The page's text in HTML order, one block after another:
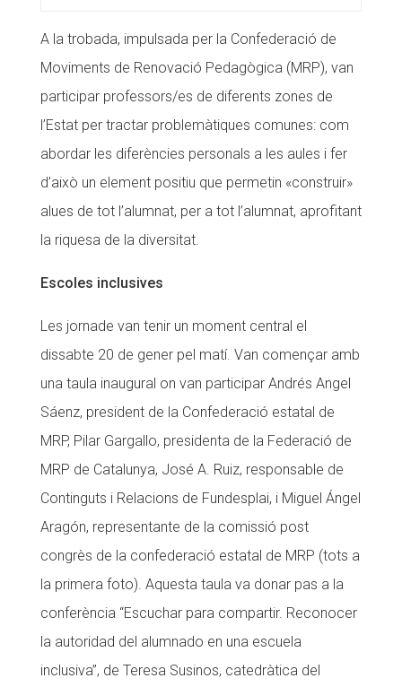
A la trobada, impulsada per la Confederació de
Moviments de Renovació Pedagògica (MRP), van
participar professors/es de diferents zones de
l’Estat per tractar problemàtiques comunes: com
abordar les diferències personals a les aules i fer
d’això un element positiu que permetin «construir»
alues de tot l’alumnat, per a tot l’alumnat, aprofitant
la riquesa de la diversitat.
Escoles inclusives
Les jornade van tenir un moment central el
dissabte 20 de gener pel matí. Van començar amb
una taula inaugural on van participar Andrés Angel
Sáenz, president de la Confederació estatal de
MRP, Pilar Gargallo, presidenta de la Federació de
MRP de Catalunya, José A. Ruiz, responsable de
Continguts i Relacions de Fundesplai, i Miguel Ángel
Aragón, representante de la comissió post
congrès de la confederació estatal de MRP (tots a
la primera foto). Aquesta taula va donar pas a la
conferència “Escuchar para compartir. Reconocer
la autoridad del alumnado en una escuela
inclusiva”, de Teresa Susinos, catedràtica del
Fes voluntariat
Fes un donatiu
Treballa amb nosaltres